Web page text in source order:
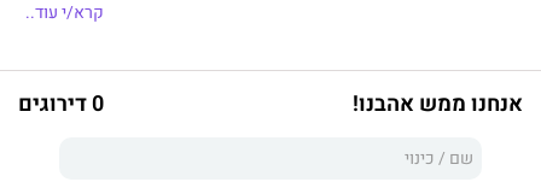
פניה, ולכן עבודה אצל גבר עוצר נשימה ביופיו כמו רפאלה מקשה
להשתחרר מהסבל שמכרסם בנפשו.
קרא/י עוד..
אנחנו ממש אהבנו! 0 דירוגים